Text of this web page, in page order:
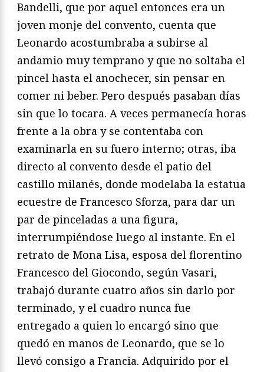
Bandelli, que por aquel entonces era un
joven monje del convento, cuenta que
Leonardo acostumbraba a subirse al
andamio muy temprano y que no soltaba el
pincel hasta el anochecer, sin pensar en
comer ni beber. Pero después pasaban días
sin que lo tocara. A veces permanecía horas
frente a la obra y se contentaba con
examinarla en su fuero interno; otras, iba
directo al convento desde el patio del
castillo milanés, donde modelaba la estatua
ecuestre de Francesco Sforza, para dar un
par de pinceladas a una figura,
interrumpiéndose luego al instante. En el
retrato de Mona Lisa, esposa del florentino
Francesco del Giocondo, según Vasari,
trabajó durante cuatro años sin darlo por
terminado, y el cuadro nunca fue
entregado a quien lo encargó sino que
quedó en manos de Leonardo, que se lo
llevó consigo a Francia. Adquirido por el